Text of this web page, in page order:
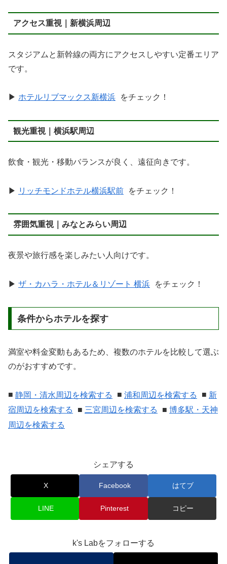
アクセス重視｜新横浜周辺
スタジアムと新幹線の両方にアクセスしやすい定番エリア
です。
▶ ホテルリブマックス新横浜 をチェック！
観光重視｜横浜駅周辺
飲食・観光・移動バランスが良く、遠征向きです。
▶ リッチモンドホテル横浜駅前 をチェック！
雰囲気重視｜みなとみらい周辺
夜景や旅行感を楽しみたい人向けです。
▶ ザ・カハラ・ホテル＆リゾート 横浜 をチェック！
条件からホテルを探す
満室や料金変動もあるため、複数のホテルを比較して選ぶ
のがおすすめです。
■ 静岡・清水周辺を検索する ■ 浦和周辺を検索する ■ 新
宿周辺を検索する
■ 三宮周辺を検索する ■ 博多駅・天神
周辺を検索する
シェアする
X Facebook はてブ
LINE Pinterest コピー
k's Labをフォローする